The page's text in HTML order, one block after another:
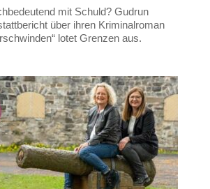
mit Schuld? Gudrun
über ihren Kriminalroman
lotet Grenzen aus.